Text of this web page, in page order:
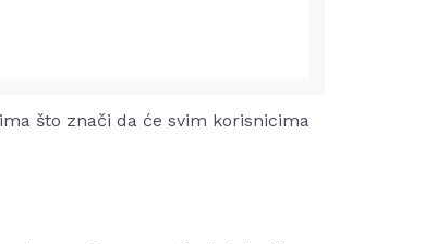
što znači da će svim korisnicima